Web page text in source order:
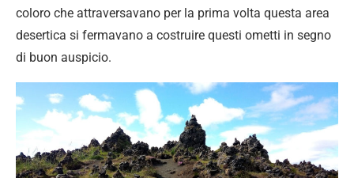
coloro che attraversavano per la prima volta questa area
desertica si fermavano a costruire questi ometti in segno
di buon auspicio.